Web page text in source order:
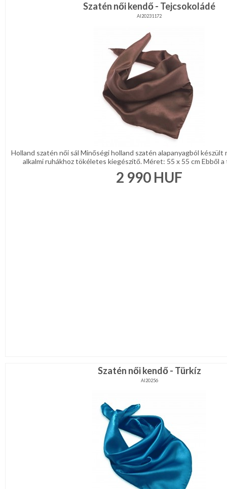
Szatén női kendő - Tejcsokoládé
AI20231172
Holland szatén női sál Minőségi holland szatén alapanyagból készült
alkalmi ruhákhoz tökéletes kiegészítő. Méret: 55 x 55 cm Ebből a
2 990 HUF
Szatén női kendő - Türkíz
AI20256